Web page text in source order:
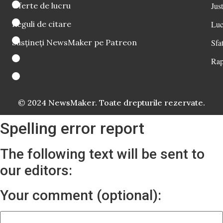
Oferte de lucru
Reguli de citare
Susțineți NewsMaker pe Patreon
© 2024 NewsMaker. Toate drepturile rezervate.
Spelling error report
The following text will be sent to
our editors:
Your comment (optional):